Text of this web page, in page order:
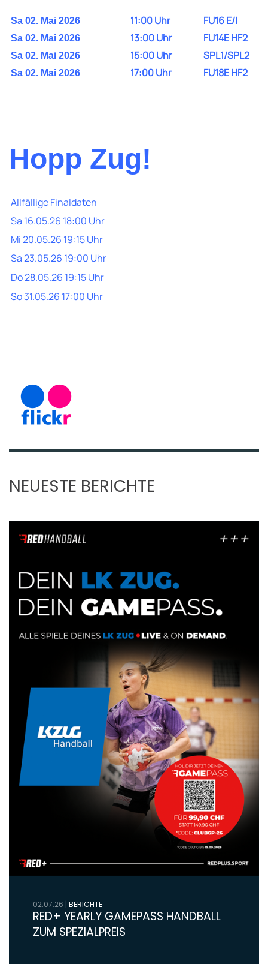
Sa 02. Mai 2026 11:00 Uhr FU16 E/I
Sa 02. Mai 2026 13:00 Uhr FU14E HF2
Sa 02. Mai 2026 15:00 Uhr SPL1/SPL2
Sa 02. Mai 2026 17:00 Uhr FU18E HF2
Hopp Zug!
Allfällige Finaldaten
Sa 16.05.26 18:00 Uhr
Mi 20.05.26 19:15 Uhr
Sa 23.05.26 19:00 Uhr
Do 28.05.26 19:15 Uhr
So 31.05.26 17:00 Uhr
NEUESTE BERICHTE
02.07.26 | BERICHTE
RED+ YEARLY GAMEPASS HANDBALL
ZUM SPEZIALPREIS